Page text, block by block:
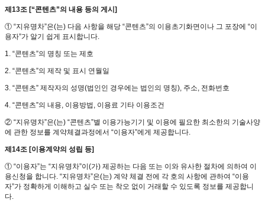
제13조 [“콘텐츠”의 내용 등의 게시]
① “지유명차”은(는) 다음 사항을 해당 “콘텐츠”의 이용초기화면이나 그 포장에 “이
용자”가 알기 쉽게 표시합니다.
1. “콘텐츠”의 명칭 또는 제호
2. “콘텐츠”의 제작 및 표시 연월일
3. “콘텐츠” 제작자의 성명(법인인 경우에는 법인의 명칭), 주소, 전화번호
4. “콘텐츠”의 내용, 이용방법, 이용료 기타 이용조건
② “지유명차”은(는) “콘텐츠”별 이용가능기기 및 이용에 필요한 최소한의 기술사양
에 관한 정보를 계약체결과정에서 “이용자”에게 제공합니다.
제14조 [이용계약의 성립 등]
① “이용자”는 “지유명차”이(가) 제공하는 다음 또는 이와 유사한 절차에 의하여 이
용신청을 합니다. “지유명차”은(는) 계약 체결 전에 각 호의 사항에 관하여 “이용
자”가 정확하게 이해하고 실수 또는 착오 없이 거래할 수 있도록 정보를 제공합니
다.